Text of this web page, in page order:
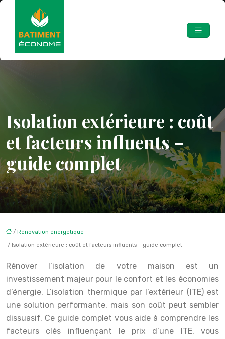
Isolation extérieure : coût
et facteurs influents –
guide complet
/ Rénovation énergétique
/ Isolation extérieure : coût et facteurs influents – guide complet
Rénover l’isolation de votre maison est un
investissement majeur pour le confort et les économies
d’énergie. L’isolation thermique par l’extérieur (ITE) est
une solution performante, mais son coût peut sembler
dissuasif. Ce guide complet vous aide à comprendre les
facteurs clés influençant le prix d’une ITE, vous